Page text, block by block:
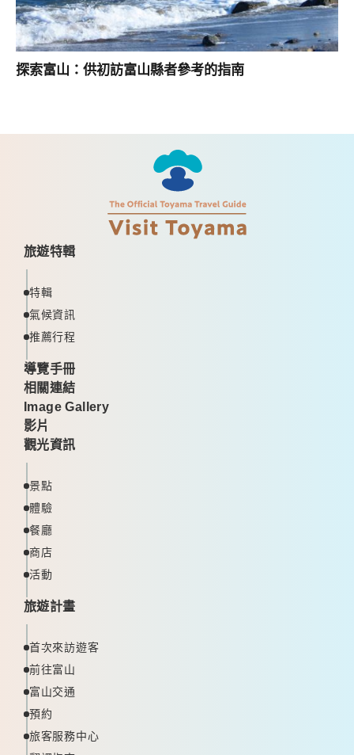
探索富山：供初訪富山縣者參考的指南
旅遊特輯
特輯
氣候資訊
推薦行程
導覽手冊
相關連結
Image Gallery
影片
觀光資訊
景點
體驗
餐廳
商店
活動
旅遊計畫
首次來訪遊客
前往富山
富山交通
預約
旅客服務中心